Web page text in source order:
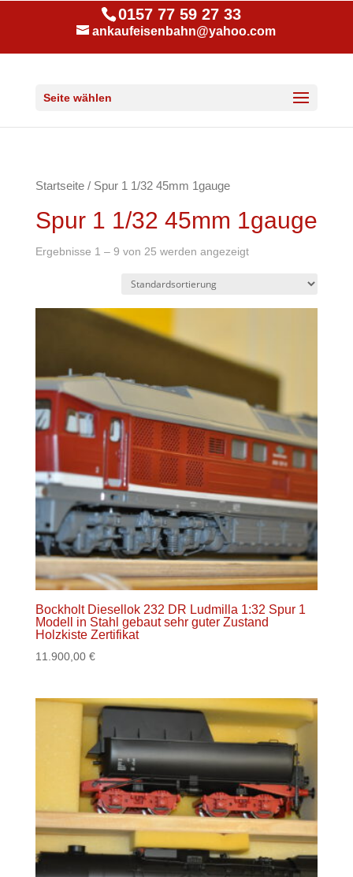
0157 77 59 27 33
ankaufeisenbahn@yahoo.com
Seite wählen
Startseite/ Spur 1 1/32 45mm 1gauge
Spur 1 1/32 45mm 1gauge
Ergebnisse 1 – 9 von 25 werden angezeigt
Bockholt Diesellok 232 DR Ludmilla 1:32 Spur 1
Modell in Stahl gebaut sehr guter Zustand
Holzkiste Zertifikat
11.900,00 €